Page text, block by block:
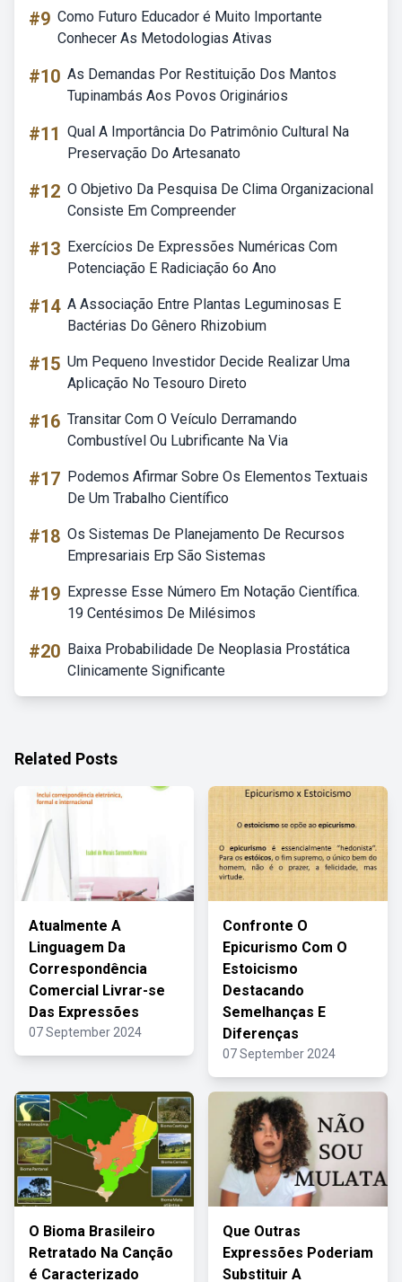
#9 Como Futuro Educador é Muito Importante
Conhecer As Metodologias Ativas
#10 As Demandas Por Restituição Dos Mantos
Tupinambás Aos Povos Originários
#11 Qual A Importância Do Patrimônio Cultural Na
Preservação Do Artesanato
#12 O Objetivo Da Pesquisa De Clima Organizacional
Consiste Em Compreender
#13 Exercícios De Expressões Numéricas Com
Potenciação E Radiciação 6o Ano
#14 A Associação Entre Plantas Leguminosas E
Bactérias Do Gênero Rhizobium
#15 Um Pequeno Investidor Decide Realizar Uma
Aplicação No Tesouro Direto
#16 Transitar Com O Veículo Derramando
Combustível Ou Lubrificante Na Via
#17 Podemos Afirmar Sobre Os Elementos Textuais
De Um Trabalho Científico
#18 Os Sistemas De Planejamento De Recursos
Empresariais Erp São Sistemas
#19 Expresse Esse Número Em Notação Científica.
19 Centésimos De Milésimos
#20 Baixa Probabilidade De Neoplasia Prostática
Clinicamente Significante
Related Posts
Atualmente A
Linguagem Da
Correspondência
Comercial Livrar-se
Das Expressões
07 September 2024
Confronte O
Epicurismo Com O
Estoicismo
Destacando
Semelhanças E
Diferenças
07 September 2024
O Bioma Brasileiro
Retratado Na Canção
é Caracterizado
Que Outras
Expressões Poderiam
Substituir A